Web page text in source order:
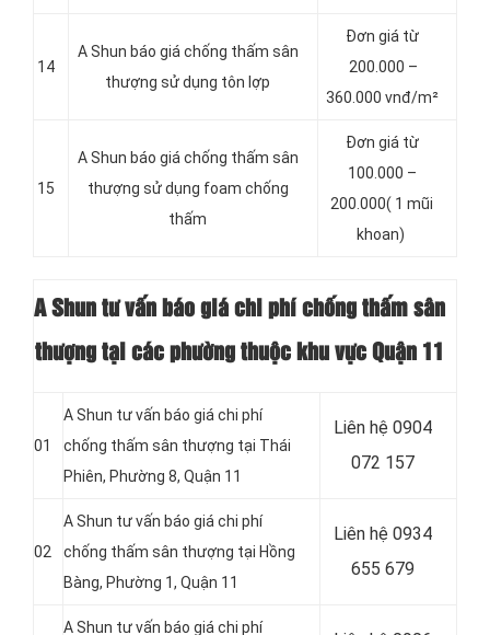
14
A Shun báo giá chống thấm sân
thượng sử dụng tôn lợp
Đơn giá từ
200.000 –
360.000 vnđ/m²
15
A Shun báo giá chống thấm sân
thượng sử dụng foam chống
thấm
Đơn giá từ
100.000 –
200.000( 1 mũi
khoan)
A Shun tư vấn báo giá chi phí chống thấm sân
thượng tại các phường thuộc khu vực Quận 11
01
A Shun tư vấn báo giá chi phí
chống thấm sân thượng tại Thái
Phiên, Phường 8, Quận 11
Liên hệ 0904
072 157
02
A Shun tư vấn báo giá chi phí
chống thấm sân thượng tại Hồng
Bàng, Phường 1, Quận 11
Liên hệ 0934
655 679
A Shun tư vấn báo giá chi phí